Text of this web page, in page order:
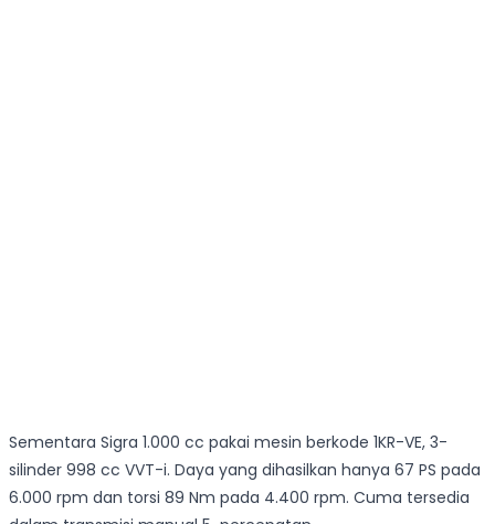
Sementara Sigra 1.000 cc pakai mesin berkode 1KR-VE, 3-
silinder 998 cc VVT-i. Daya yang dihasilkan hanya 67 PS pada
6.000 rpm dan torsi 89 Nm pada 4.400 rpm. Cuma tersedia